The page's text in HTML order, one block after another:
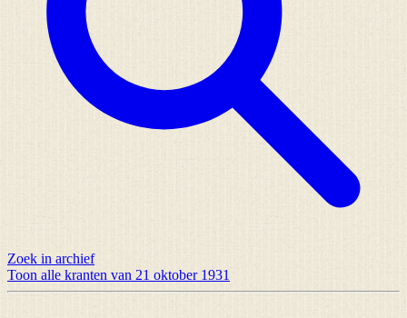
Zoek in archief
Toon alle kranten van 21 oktober 1931